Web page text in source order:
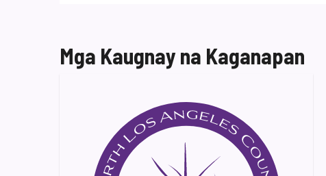
Mga Kaugnay na Kaganapan